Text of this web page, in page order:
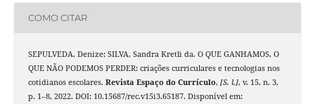
COMO CITAR
SEPULVEDA, Denize; SILVA, Sandra Kretli da. O QUE GANHAMOS, O
QUE NÃO PODEMOS PERDER: criações curriculares e tecnologias nos
cotidianos escolares. Revista Espaço do Currículo, [S. l.], v. 15, n. 3,
p. 1–8, 2022. DOI: 10.15687/rec.v15i3.65187. Disponível em: